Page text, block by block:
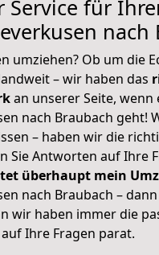
Service für
nach
umziehen? Ob um die
– wir haben das
an unserer Seite, wenn
nach Braubach geht!
– haben wir die
Sie Antworten auf Ihre
überhaupt mein
nach Braubach –
wir haben immer die
Ihre Fragen parat.